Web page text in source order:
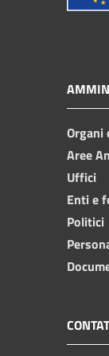
Organi
Aree
Uffici
Enti e
Politici